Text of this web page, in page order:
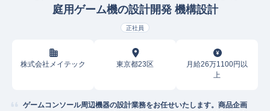
庭用ゲーム機の設計開発 機構設計
正社員
株式会社メイテック 東京都23区
月給26万1100円以
上
ゲームコンソール周辺機器の設計業務をお任せいたします。商品企画